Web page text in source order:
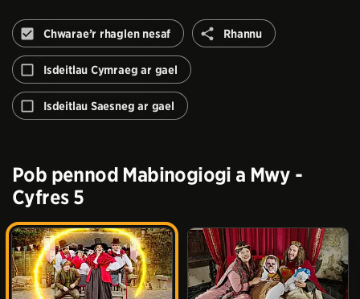
Chwarae’r rhaglen nesaf
Peidiwch
â
awtomeiddio'r
rhaglen
nesaf
Rhannu Rhannu
Isdeitlau Cymraeg ar gael
Isdeitlau Saesneg ar gael
Pob pennod Mabinogiogi a Mwy -
Cyfres 5